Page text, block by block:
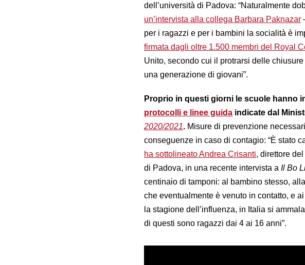
dell’università di Padova: “Naturalmente
un’intervista alla collega Barbara Paknazar
per i ragazzi e per i bambini la socialità è
firmata dagli oltre 1.500 membri del Royal
Unito, secondo cui il protrarsi delle
una generazione di giovani”.
Proprio in questi giorni le scuole hanno
protocolli e linee guida indicate dal
2020/2021. Misure di prevenzione
conseguenze in caso di contagio: “È stato
ha sottolineato Andrea Crisanti, direttore
di Padova, in una recente intervista a Il Bo
centinaio di tamponi: al bambino stesso,
che eventualmente è venuto in contatto, e
la stagione dell’influenza, in Italia si
di questi sono ragazzi dai 4 ai 16 anni”.